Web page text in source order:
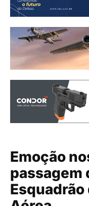
Emoção
passagem